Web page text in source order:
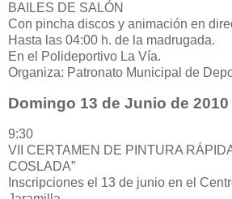
BAILES DE SALÓN
Con pincha discos y animación en
Hasta las 04:00 h. de la madrugada.
En el Polideportivo La Vía.
Organiza: Patronato Municipal de
Domingo 13 de Junio de 2010
9:30
VII CERTAMEN DE PINTURA
COSLADA”
Inscripciones el 13 de junio en el